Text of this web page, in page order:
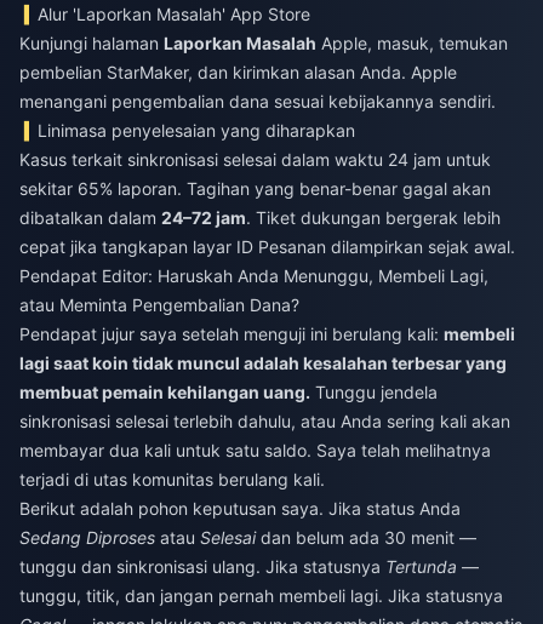
Alur 'Laporkan Masalah' App Store
Kunjungi halaman Laporkan Masalah Apple, masuk, temukan
pembelian StarMaker, dan kirimkan alasan Anda. Apple
menangani pengembalian dana sesuai kebijakannya sendiri.
Linimasa penyelesaian yang diharapkan
Kasus terkait sinkronisasi selesai dalam waktu 24 jam untuk
sekitar 65% laporan. Tagihan yang benar-benar gagal akan
dibatalkan dalam 24–72 jam. Tiket dukungan bergerak lebih
cepat jika tangkapan layar ID Pesanan dilampirkan sejak awal.
Pendapat Editor: Haruskah Anda Menunggu, Membeli Lagi,
atau Meminta Pengembalian Dana?
Pendapat jujur saya setelah menguji ini berulang kali: membeli
lagi saat koin tidak muncul adalah kesalahan terbesar yang
membuat pemain kehilangan uang. Tunggu jendela
sinkronisasi selesai terlebih dahulu, atau Anda sering kali akan
membayar dua kali untuk satu saldo. Saya telah melihatnya
terjadi di utas komunitas berulang kali.
Berikut adalah pohon keputusan saya. Jika status Anda
Sedang Diproses atau Selesaidan belum ada 30 menit —
tunggu dan sinkronisasi ulang. Jika statusnya Tertunda —
tunggu, titik, dan jangan pernah membeli lagi. Jika statusnya